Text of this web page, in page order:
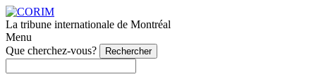
La tribune internationale de Montréal
Menu
Que cherchez-vous?